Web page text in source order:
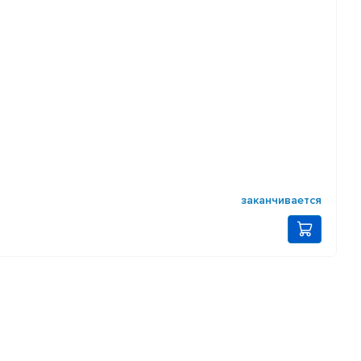
заканчивается